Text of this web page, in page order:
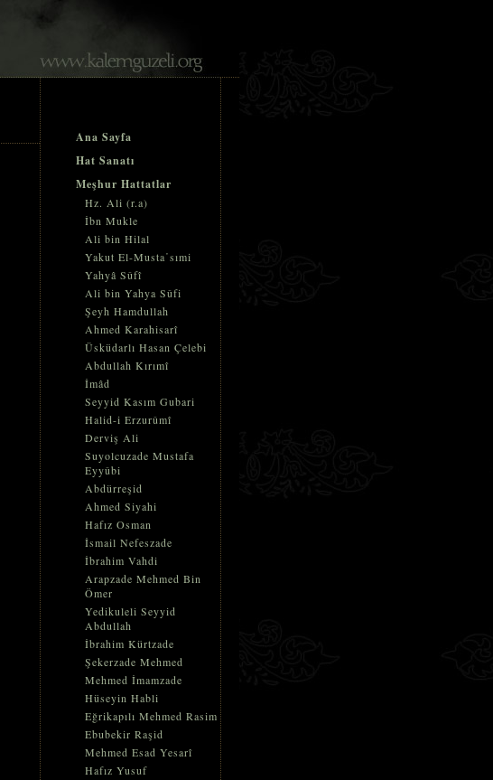
Ana Sayfa
Hat Sanatı
Meşhur Hattatlar
Hz. Ali (r.a)
İbn Mukle
Ali bin Hilal
Yakut El-Musta῾sımi
Yahyâ Sûfî
Ali bin Yahya Sûfi
Şeyh Hamdullah
Ahmed Karahisarî
Üsküdarlı Hasan Çelebi
Abdullah Kırımî
İmâd
Seyyid Kasım Gubari
Halid-i Erzurûmî
Derviş Ali
Suyolcuzade Mustafa
Eyyûbi
Abdürreşid
Ahmed Siyahi
Hafız Osman
İsmail Nefeszade
İbrahim Vahdi
Arapzade Mehmed Bin
Ömer
Yedikuleli Seyyid
Abdullah
İbrahim Kürtzade
Şekerzade Mehmed
Mehmed İmamzade
Hüseyin Habli
Eğrikapılı Mehmed Rasim
Ebubekir Raşid
Mehmed Esad Yesarî
Hafız Yusuf